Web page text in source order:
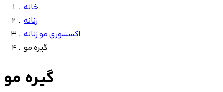
خانه
زنانه
اکسسوری مو زنانه
گیره مو
گیره مو